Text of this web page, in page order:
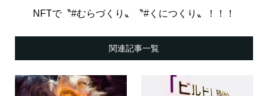
NFTで〝#むらづくり〟〝#くにつくり〟！！！
関連記事一覧